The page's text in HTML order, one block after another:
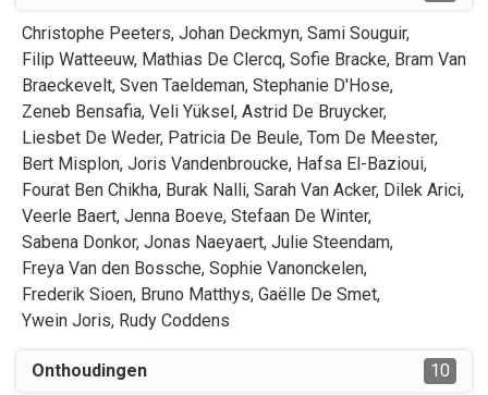
Christophe Peeters, Johan Deckmyn, Sami Souguir,
Filip Watteeuw, Mathias De Clercq, Sofie Bracke, Bram Van
Braeckevelt, Sven Taeldeman, Stephanie D'Hose,
Zeneb Bensafia, Veli Yüksel, Astrid De Bruycker,
Liesbet De Weder, Patricia De Beule, Tom De Meester,
Bert Misplon, Joris Vandenbroucke, Hafsa El-Bazioui,
Fourat Ben Chikha, Burak Nalli, Sarah Van Acker, Dilek Arici,
Veerle Baert, Jenna Boeve, Stefaan De Winter,
Sabena Donkor, Jonas Naeyaert, Julie Steendam,
Freya Van den Bossche, Sophie Vanonckelen,
Frederik Sioen, Bruno Matthys, Gaëlle De Smet,
Ywein Joris, Rudy Coddens
Onthoudingen 10